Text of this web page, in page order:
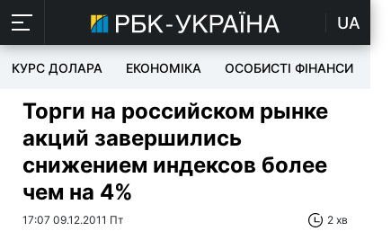
UA
КУРС ДОЛАРА ЕКОНОМІКА ОСОБИСТІ ФІНАНСИ
Торги на российском рынке
акций завершились
снижением индексов более
чем на 4%
17:07 09.12.2011 Пт 2 хв